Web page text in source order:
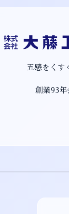
五感をくす
創業93年